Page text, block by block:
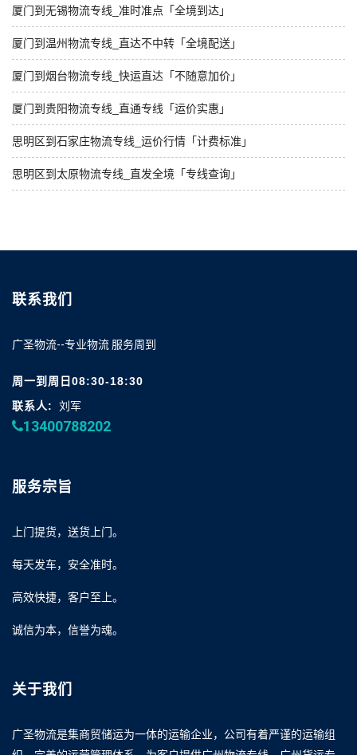
厦门到无锡物流专线_准时准点「全境到达」
厦门到温州物流专线_直达不中转「全境配送」
厦门到烟台物流专线_快运直达「不随意加价」
厦门到贵阳物流专线_直通专线「运价实惠」
思明区到石家庄物流专线_运价行情「计费标准」
思明区到太原物流专线_直发全境「专线查询」
联系我们
广圣物流--专业物流 服务周到
周一到周日08:30-18:30
联系人:
刘军
13400788202
服务宗旨
上门提货，送货上门。
每天发车，安全准时。
高效快捷，客户至上。
诚信为本，信誉为魂。
关于我们
广圣物流是集商贸储运为一体的运输企业，公司有着严谨的运输组